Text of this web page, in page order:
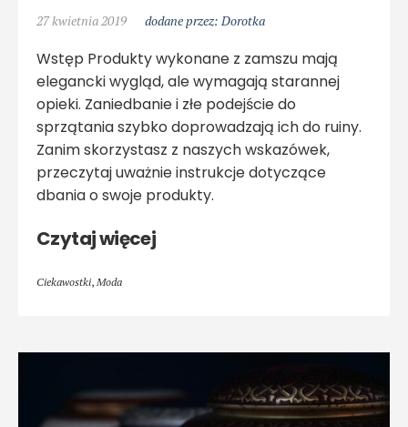
27 kwietnia 2019 dodane przez: Dorotka
Wstęp Produkty wykonane z zamszu mają
elegancki wygląd, ale wymagają starannej
opieki. Zaniedbanie i złe podejście do
sprzątania szybko doprowadzają ich do ruiny.
Zanim skorzystasz z naszych wskazówek,
przeczytaj uważnie instrukcje dotyczące
dbania o swoje produkty.
Czytaj więcej
Ciekawostki, Moda